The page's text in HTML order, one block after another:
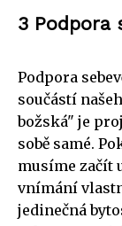
3 Podpora
Podpora
součástí
božská" je
sobě samé.
musíme začít
vnímání
jedinečná